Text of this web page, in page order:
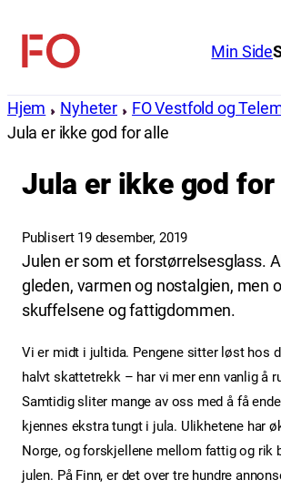
innhold
FO
Min Side
Hjem Nyheter
FO Vestfold og
Jula er ikke god for alle
Jula er ikke god for
Publisert 19 desember, 2019
Julen er som et forstørrelsesglass.
gleden, varmen og nostalgien, men
skuffelsene og fattigdommen.
Vi er midt i jultida. Pengene sitter løst hos
halvt skattetrekk – har vi mer enn vanlig å
Samtidig sliter mange av oss med å få
kjennes ekstra tungt i jula. Ulikhetene har
Norge, og forskjellene mellom fattig og rik
julen. På Finn, er det over tre hundre